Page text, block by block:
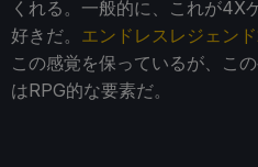
くれる。一般的に、これが4X
好きだ。 エンドレスレジェン
この感覚を保っているが、こ
はRPG的な要素だ。